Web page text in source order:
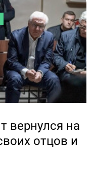
вернулся на
отцов и